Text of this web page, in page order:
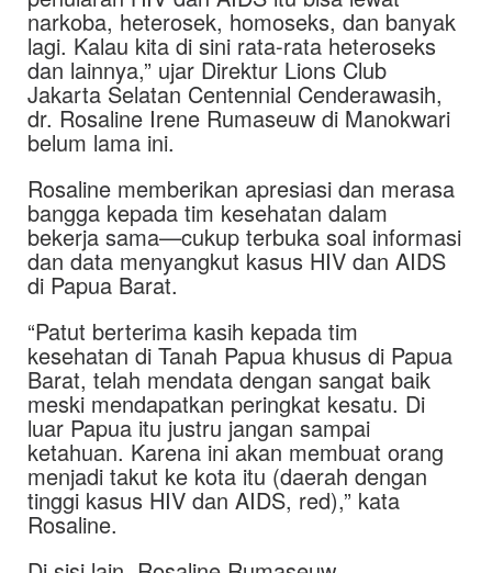
narkoba, heterosek, homoseks, dan banyak
lagi. Kalau kita di sini rata-rata heteroseks
dan lainnya,” ujar Direktur Lions Club
Jakarta Selatan Centennial Cenderawasih,
dr. Rosaline Irene Rumaseuw di Manokwari
belum lama ini.
Rosaline memberikan apresiasi dan merasa
bangga kepada tim kesehatan dalam
bekerja sama—cukup terbuka soal informasi
dan data menyangkut kasus HIV dan AIDS
di Papua Barat.
“Patut berterima kasih kepada tim
kesehatan di Tanah Papua khusus di Papua
Barat, telah mendata dengan sangat baik
meski mendapatkan peringkat kesatu. Di
luar Papua itu justru jangan sampai
ketahuan. Karena ini akan membuat orang
menjadi takut ke kota itu (daerah dengan
tinggi kasus HIV dan AIDS, red),” kata
Rosaline.